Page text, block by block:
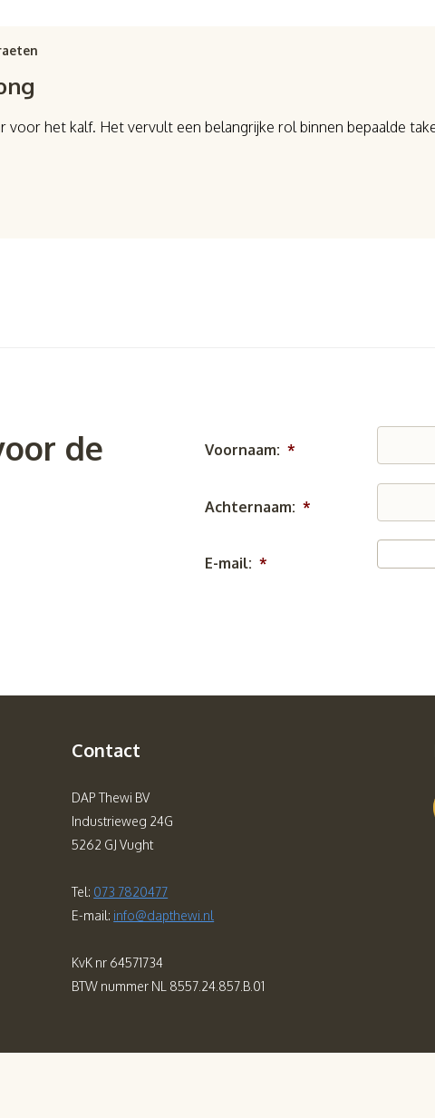
voor het kalf. Het vervult een belangrijke rol binnen bepaalde
de
Voornaam: *
Achternaam: *
E-mail: *
Contact
DAP Thewi BV
Industrieweg 24G
5262 GJ Vught
Tel: 073 7820477
E-mail: info@dapthewi.nl
KvK nr 64571734
BTW nummer NL 8557.24.857.B.01